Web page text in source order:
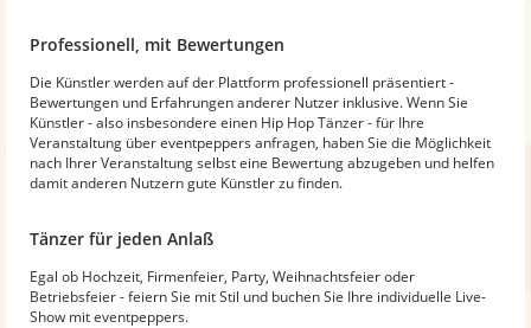
Professionell, mit Bewertungen
Die Künstler werden auf der Plattform professionell präsentiert -
Bewertungen und Erfahrungen anderer Nutzer inklusive. Wenn Sie
Künstler - also insbesondere einen Hip Hop Tänzer - für Ihre
Veranstaltung über eventpeppers anfragen, haben Sie die Möglichkeit
nach Ihrer Veranstaltung selbst eine Bewertung abzugeben und helfen
damit anderen Nutzern gute Künstler zu finden.
Tänzer für jeden Anlaß
Egal ob Hochzeit, Firmenfeier, Party, Weihnachtsfeier oder
Betriebsfeier - feiern Sie mit Stil und buchen Sie Ihre individuelle Live-
Show mit eventpeppers.